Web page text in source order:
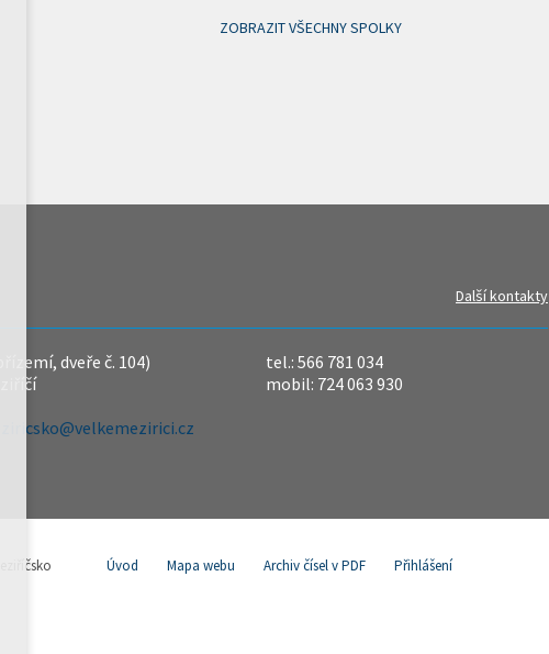
ZOBRAZIT VŠECHNY SPOLKY
Další kontakty
dveře č. 104)
tel.: 566 781 034
mobil: 724 063 930
Úvod Mapa webu Archiv čísel v PDF Přihlášení